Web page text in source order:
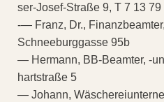
ser-Josef-Straße 9, T 7 13 79
-— Franz, Dr.,
Schneeburggasse 95b
— Hermann, BB-Beamter, -
hartstraße 5
— Johann,